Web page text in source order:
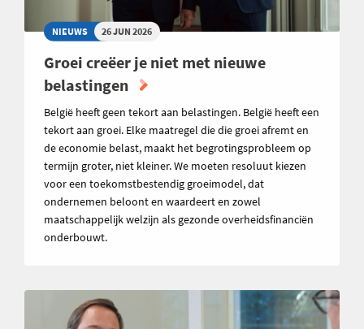
NIEUWS 26 JUN 2026
Groei creëer je niet met nieuwe
belastingen
België heeft geen tekort aan belastingen. België heeft een
tekort aan groei. Elke maatregel die die groei afremt en
de economie belast, maakt het begrotingsprobleem op
termijn groter, niet kleiner. We moeten resoluut kiezen
voor een toekomstbestendig groeimodel, dat
ondernemen beloont en waardeert en zowel
maatschappelijk welzijn als gezonde overheidsfinanciën
onderbouwt.